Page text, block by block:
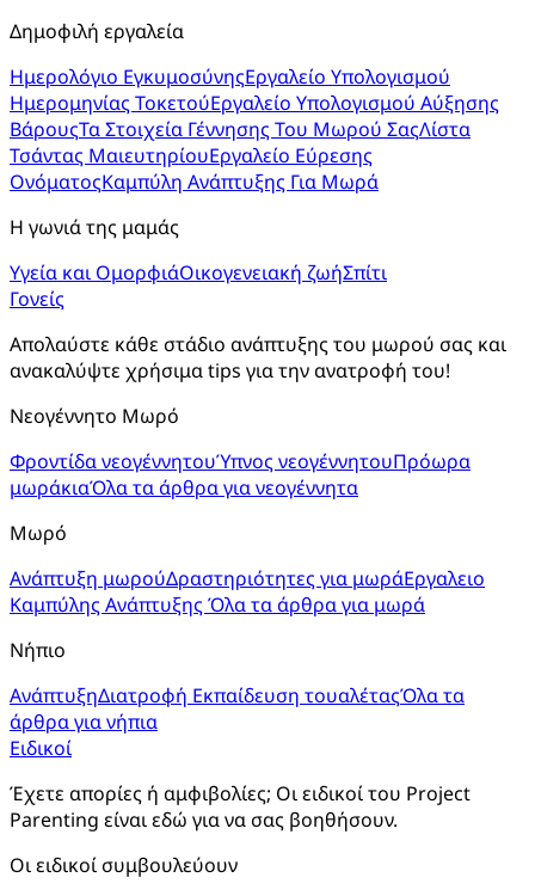
Δημοφιλή εργαλεία
Ημερολόγιο ΕγκυμοσύνηςΕργαλείο Υπολογισμού
Ημερομηνίας ΤοκετούΕργαλείο Υπολογισμού Αύξησης
ΒάρουςΤα Στοιχεία Γέννησης Του Μωρού ΣαςΛίστα
Τσάντας ΜαιευτηρίουΕργαλείο Εύρεσης
ΟνόματοςΚαμπύλη Ανάπτυξης Για Μωρά
Η γωνιά της μαμάς
Υγεία και ΟμορφιάΟικογενειακή ζωήΣπίτι
Γονείς
Απολαύστε κάθε στάδιο ανάπτυξης του μωρού σας και
ανακαλύψτε χρήσιμα tips για την ανατροφή του!
Νεογέννητο Μωρό
Φροντίδα νεογέννητουΎπνος νεογέννητουΠρόωρα
μωράκιαΌλα τα άρθρα για νεογέννητα
Μωρό
Ανάπτυξη μωρούΔραστηριότητες για μωράΕργαλειο
Καμπύλης Ανάπτυξης Όλα τα άρθρα για μωρά
Νήπιο
ΑνάπτυξηΔιατροφή Εκπαίδευση τουαλέταςΌλα τα
άρθρα για νήπια
Ειδικοί
Έχετε απορίες ή αμφιβολίες; Οι ειδικοί του Project
Parenting είναι εδώ για να σας βοηθήσουν.
Οι ειδικοί συμβουλεύουν